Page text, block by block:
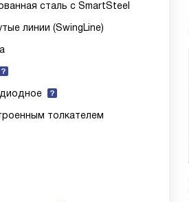
сталь с SmartSteel
линии (SwingLine)
толкателем